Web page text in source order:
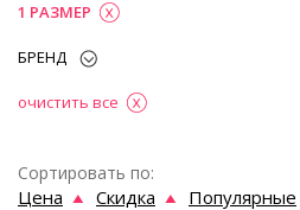
1 РАЗМЕР
БРЕНД
очистить все
Сортировать по:
Цена Скидка Популярные